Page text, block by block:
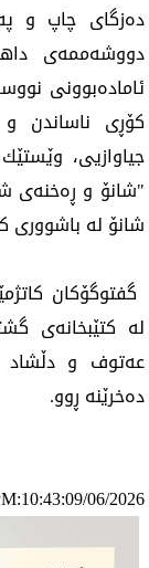
ده‌زگای چاپ و
ئاماده‌بوونی
كۆڕی ناساندن
جیاوازیی،
"شانۆ و ڕه‌خنه‌ی
شانۆ له‌ باشووری
له‌ كتێبخانه‌ی
عه‌توف و دڵشاد
ده‌خرێنه‌ ڕوو.
06/2026